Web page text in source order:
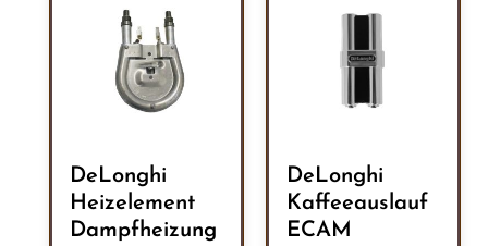
DeLonghi
Heizelement
Dampfheizung
DeLonghi
Kaffeeauslauf
ECAM